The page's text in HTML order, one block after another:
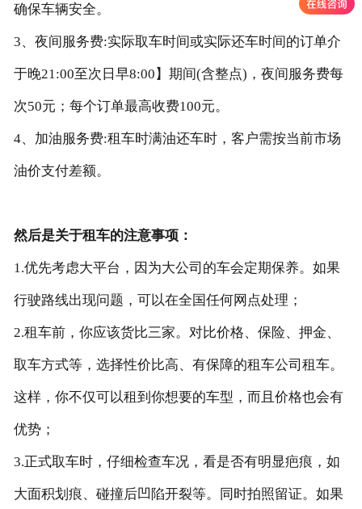
确保车辆安全。
3、夜间服务费:实际取车时间或实际还车时间的订单介
于晚21:00至次日早8:00】期间(含整点)，夜间服务费每
次50元；每个订单最高收费100元。
4、加油服务费:租车时满油还车时，客户需按当前市场
油价支付差额。
然后是关于租车的注意事项：
1.优先考虑大平台，因为大公司的车会定期保养。如果
行驶路线出现问题，可以在全国任何网点处理；
2.租车前，你应该货比三家。对比价格、保险、押金、
取车方式等，选择性价比高、有保障的租车公司租车。
这样，你不仅可以租到你想要的车型，而且价格也会有
优势；
3.正式取车时，仔细检查车况，看是否有明显疤痕，如
大面积划痕、碰撞后凹陷开裂等。同时拍照留证。如果